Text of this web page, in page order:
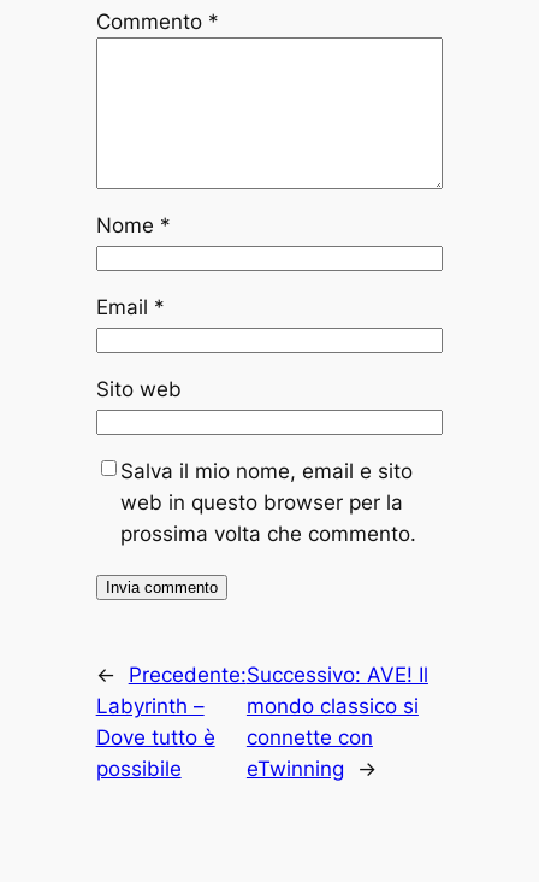
Commento *
Nome *
Email *
Sito web
Salva il mio nome, email e sito
web in questo browser per la
prossima volta che commento.
←
Precedente:
Labyrinth –
Dove tutto è
possibile
Successivo: AVE! Il
mondo classico si
connette con
eTwinning
→